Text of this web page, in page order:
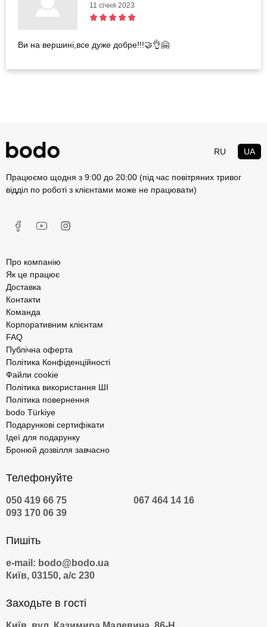
11 січня 2023
Ви на вершині,все дуже добре!!!🤝👌🤗
RU UA
Працюємо щодня з 9:00 до 20:00 (під час повітряних тривог
відділ по роботі з клієнтами може не працювати)
Про компанію
Як це працює
Доставка
Контакти
Команда
Корпоративним клієнтам
FAQ
Публічна оферта
Політика Конфіденційності
Файли cookie
Політика використання ШІ
Політика повернення
bodo Türkiye
Подарункові сертифікати
Ідеї для подарунку
Бронюй дозвілля завчасно
Телефонуйте
050 419 66 75
067 464 14 16
093 170 06 39
Пишіть
e-mail: bodo@bodo.ua
Київ, 03150, а/с 230
Заходьте в гості